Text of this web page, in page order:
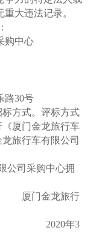
大违法记录。
购中心
路30号
方式。评标方式
厦门金龙旅行车
旅行车有限公司
公司采购中心拥
厦门金龙旅行
2020年3